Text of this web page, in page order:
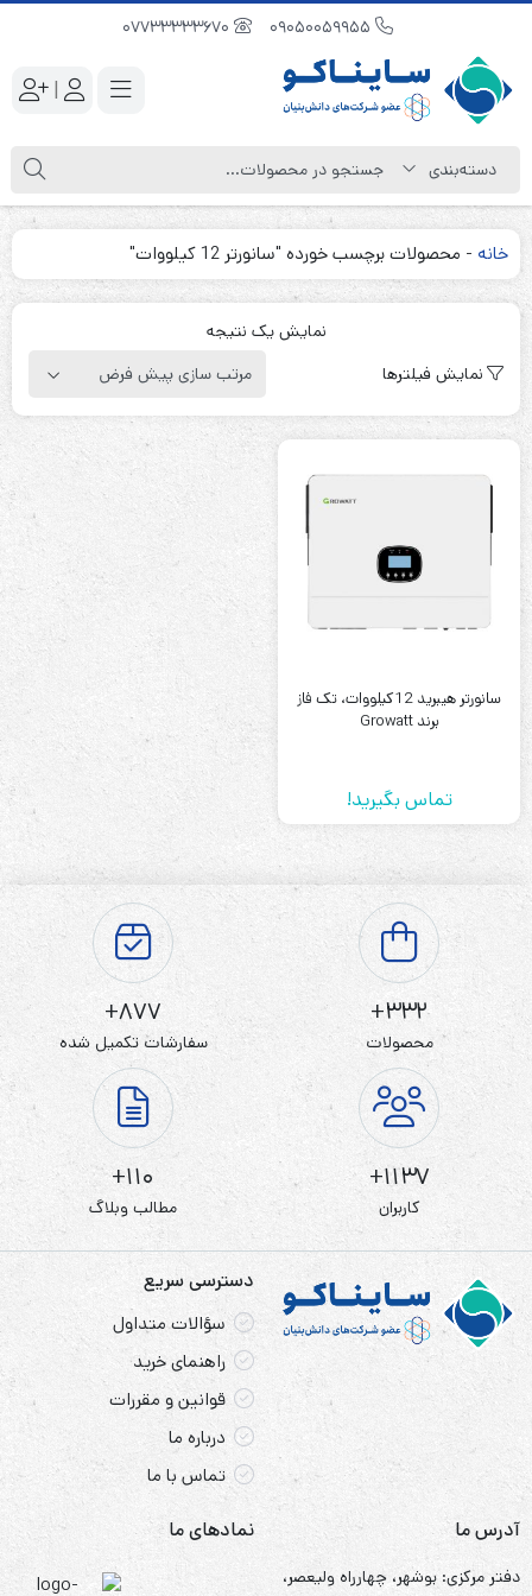
|
خانه - محصولات برچسب خورده "سانورتر 12 کیلووات"
نمایش یک نتیجه
نمایش فیلترها
سانورتر هیبرید 12کیلووات، تک فاز
برند Growatt
تماس بگیرید!
332+
محصولات
877+
سفارشات تکمیل شده
1137+
کاربران
110+
مطالب وبلاگ
دسترسی سریع
سؤالات متداول
راهنمای خرید
قوانین و مقررات
درباره ما
تماس با ما
آدرس ما
دفتر مرکزی: بوشهر، چهارراه ولیعصر،
نمادهای ما